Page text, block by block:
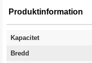
Produktinformation
Kapacitet
Bredd